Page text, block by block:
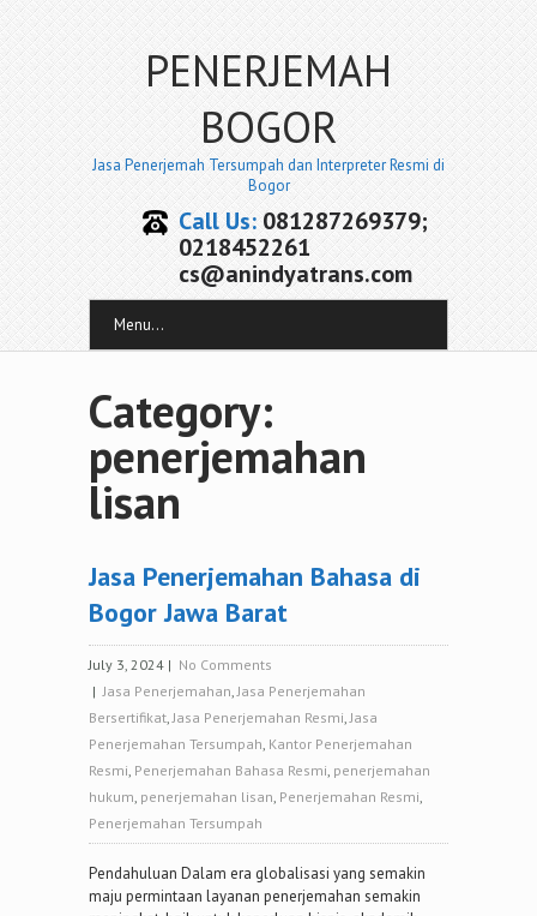
PENERJEMAH
BOGOR
Jasa Penerjemah Tersumpah dan Interpreter Resmi di
Bogor
Call Us:081287269379;
0218452261
cs@anindyatrans.com
Menu...
Category:
penerjemahan
lisan
Jasa Penerjemahan Bahasa di
Bogor Jawa Barat
July 3, 2024 | No Comments
|Jasa Penerjemahan,Jasa Penerjemahan
Bersertifikat,Jasa Penerjemahan Resmi,Jasa
Penerjemahan Tersumpah, Kantor Penerjemahan
Resmi, Penerjemahan Bahasa Resmi, penerjemahan
hukum, penerjemahan lisan, Penerjemahan Resmi,
Penerjemahan Tersumpah
Pendahuluan Dalam era globalisasi yang semakin
maju permintaan layanan penerjemahan semakin